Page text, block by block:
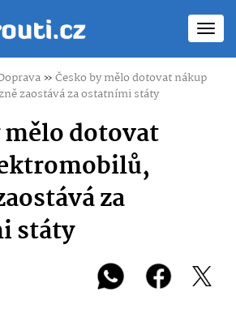
»Česko by mělo dotovat nákup
zaostává za ostatními státy
mělo dotovat
za
státy